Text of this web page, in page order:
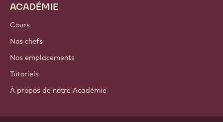
ACADÉMIE
Cours
Nos chefs
Nos emplacements
Tutoriels
À propos de notre Académie